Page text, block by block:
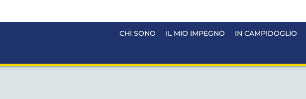
CHI SONO IL MIO IMPEGNO IN CAMPIDOGLIO